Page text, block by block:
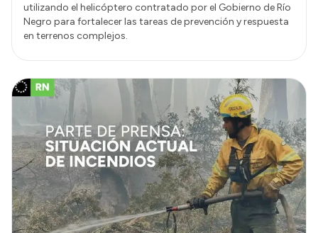
utilizando el helicóptero contratado por el Gobierno de Río
Negro para fortalecer las tareas de prevención y respuesta
en terrenos complejos.